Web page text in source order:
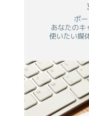
ポ
あなたのキ
使いたい媒